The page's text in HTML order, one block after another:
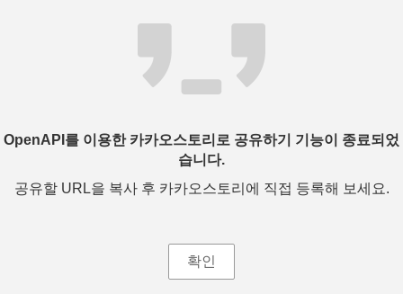
OpenAPI를 이용한 카카오스토리로 공유하기 기능이 종료되었
습니다.
공유할 URL을 복사 후 카카오스토리에 직접 등록해 보세요.
확인